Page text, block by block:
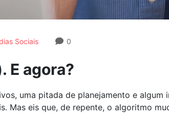
Sociais 0
E agora?
uma pitada de planejamento e
Mas eis que, de repente, o algoritmo